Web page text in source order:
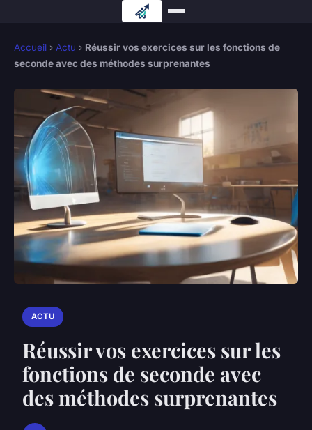
Accueil › Actu › Réussir vos exercices sur les fonctions de
seconde avec des méthodes surprenantes
ACTU
Réussir vos exercices sur les
fonctions de seconde avec
des méthodes surprenantes